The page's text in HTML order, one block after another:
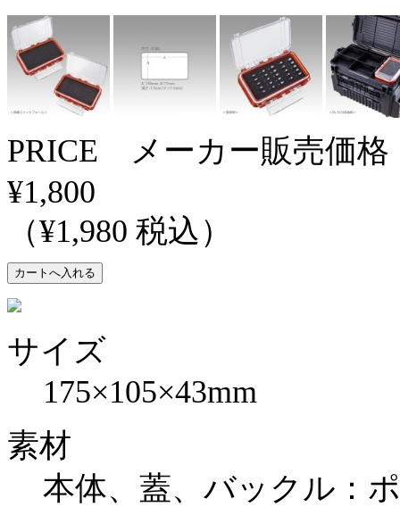
PRICE メーカー販売価格
¥1,800
（¥1,980 税込）
サイズ
175×105×43mm
素材
本体、蓋、バックル：